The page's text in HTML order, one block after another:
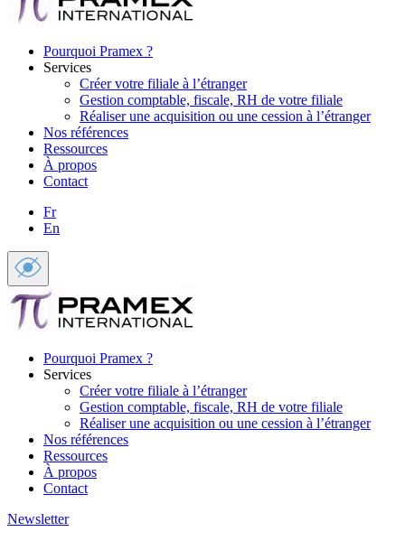
Pourquoi Pramex ?
Services
Créer votre filiale à l’étranger
Gestion comptable, fiscale, RH de votre filiale
Réaliser une acquisition ou une cession à l’étranger
Nos références
Ressources
À propos
Contact
Fr
En
Pourquoi Pramex ?
Services
Créer votre filiale à l’étranger
Gestion comptable, fiscale, RH de votre filiale
Réaliser une acquisition ou une cession à l’étranger
Nos références
Ressources
À propos
Contact
Newsletter